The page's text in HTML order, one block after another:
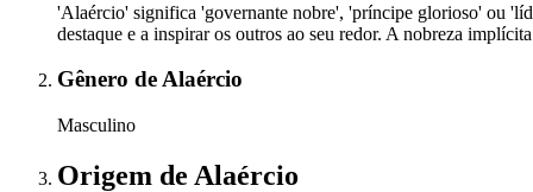
'Alaércio' significa 'governante nobre', 'príncipe glorioso' ou
destaque e a inspirar os outros ao seu redor. A nobreza
Gênero de Alaércio
Masculino
Origem de Alaércio